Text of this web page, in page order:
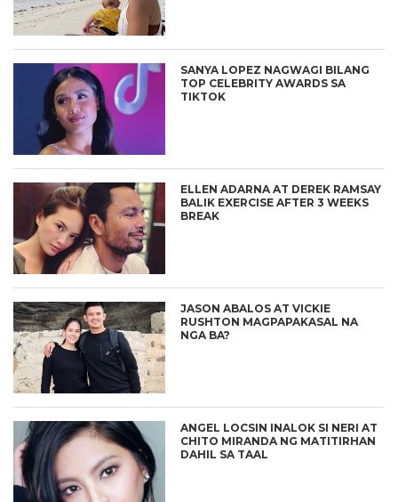
SANYA LOPEZ NAGWAGI BILANG
TOP CELEBRITY AWARDS SA
TIKTOK
ELLEN ADARNA AT DEREK RAMSAY
BALIK EXERCISE AFTER 3 WEEKS
BREAK
JASON ABALOS AT VICKIE
RUSHTON MAGPAPAKASAL NA
NGA BA?
ANGEL LOCSIN INALOK SI NERI AT
CHITO MIRANDA NG MATITIRHAN
DAHIL SA TAAL